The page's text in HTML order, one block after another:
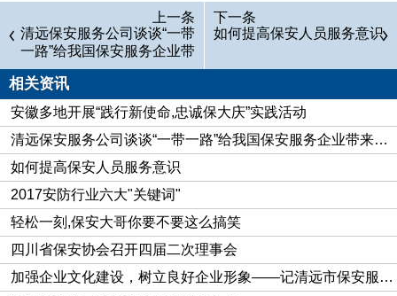
对今天的物业管理行业来说，保安所扮演的角色不可小看；
小区的安全依靠他们来维护，物管企业形象需要他们来塑造，消
防和车辆停放需要他们去管理，每一项都重任在身；在保安频繁
流动的背后，更多的需要我们去关注和了解保安这一特殊群体，
确实值得我们去思考。
上一条
清远保安服务公司谈谈“一带
一路”给我国保安服务企业带
来的商机
下一条
如何提高保安人员服务意识
相关资讯
安徽多地开展“践行新使命,忠诚保大庆”实践活动
清远保安服务公司谈谈“一带一路”给我国保安服务企业带来的商机
如何提高保安人员服务意识
2017安防行业六大"关键词"
轻松一刻,保安大哥你要不要这么搞笑
四川省保安协会召开四届二次理事会
加强企业文化建设，树立良好企业形象——记清远市保安服务公司企业文化建设纪实